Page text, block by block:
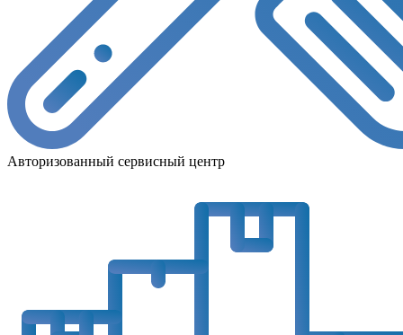
Авторизованный сервисный центр